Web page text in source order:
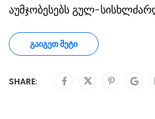
აუმჯობესებს გულ-
ᲒᲐᲘᲒᲔᲗ ᲛᲔᲢᲘ
SHARE: